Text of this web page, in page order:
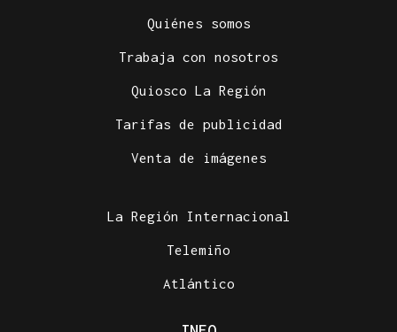
Quiénes somos
Trabaja con nosotros
Quiosco La Región
Tarifas de publicidad
Venta de imágenes
La Región Internacional
Telemiño
Atlántico